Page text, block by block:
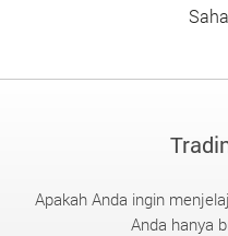
Apakah Anda ingin
Anda hanya